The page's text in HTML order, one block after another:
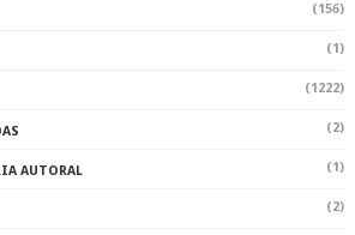
(156)
(1)
(1222)
(2)
AUTORAL (1)
(2)